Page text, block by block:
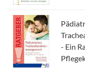
- Ein